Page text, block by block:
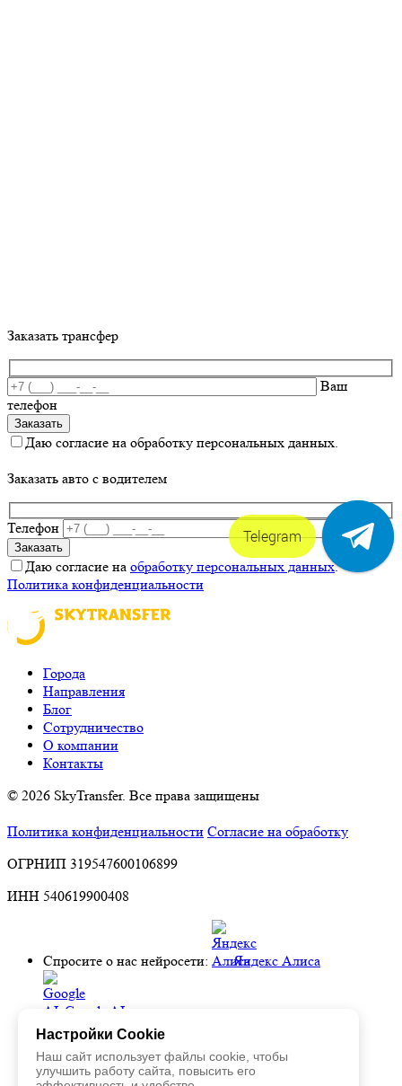
Заказать трансфер
Ваш
телефон
Даю согласие на обработку персональных данных.
Заказать авто с водителем
Телефон
Даю согласие на обработку персональных данных.
Политика конфиденциальности
Города
Направления
Блог
Сотрудничество
О компании
Контакты
© 2026 SkyTransfer. Все права защищены
Политика конфиденциальности Согласие на обработку
ОГРНИП 319547600106899
ИНН 540619900408
Спросите о нас нейросети: Яндекс Алиса
Google AI
Perplexity
Настройки Cookie
Наш сайт использует файлы cookie, чтобы
улучшить работу сайта, повысить его
Telegram